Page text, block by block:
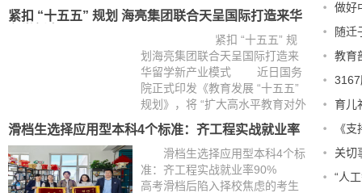
紧扣 “十五五” 规划 海亮集团联合天呈国际打造来华
紧扣 “十五五” 规
划海亮集团联合天呈国际打造来
华留学新产业模式 近日国务
院正式印发《教育发展 “十五五”
规划》，将 “扩大高水平教育对外
开放” 列为核心重点任务。文件明
确提出，做强 “留学中国” 特色品
牌、完善配套服务体系，持续深
化与周边国家、“一带一...
细]
滑档生选择应用型本科4个标准：齐工程实战就业率
90%
滑档生选择应用型本科4个标
准：齐工程实战就业率90%
高考滑档后陷入择校焦虑的考生
做好
随迁
教育
育儿
《
关切
“人